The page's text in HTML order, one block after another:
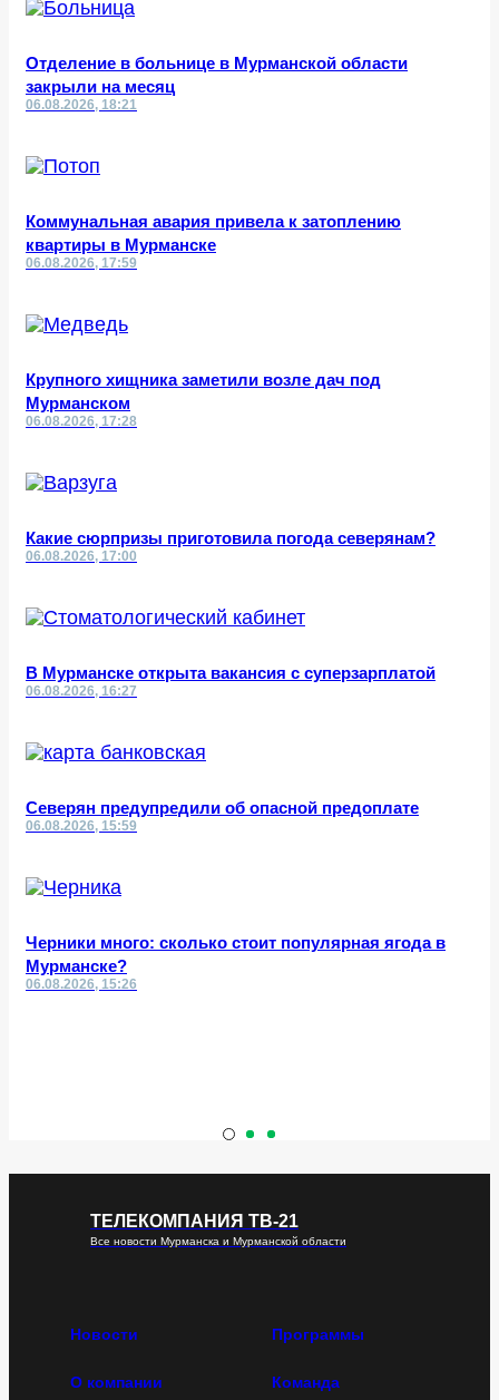
Отделение в больнице в Мурманской области
закрыли на месяц
06.08.2026, 18:21
Коммунальная авария привела к затоплению
квартиры в Мурманске
06.08.2026, 17:59
Крупного хищника заметили возле дач под
Мурманском
06.08.2026, 17:28
Какие сюрпризы приготовила погода северянам?
06.08.2026, 17:00
В Мурманске открыта вакансия с суперзарплатой
06.08.2026, 16:27
Северян предупредили об опасной предоплате
06.08.2026, 15:59
Черники много: сколько стоит популярная ягода в
Мурманске?
06.08.2026, 15:26
ТЕЛЕКОМПАНИЯ ТВ-21
Все новости Мурманска и Мурманской области
Новости Программы
О компании Команда